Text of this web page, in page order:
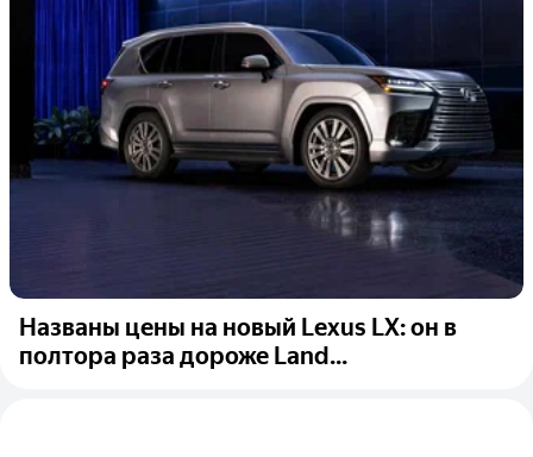
Названы цены на новый Lexus LX: он в
полтора раза дороже Land...